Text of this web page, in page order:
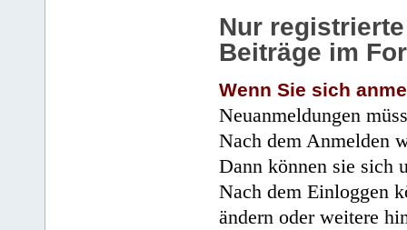
Nur
Beiträge im
Wenn Sie sich
Neuanmeldungen
Nach dem Anmelden
Dann können sie sich
Nach dem Einloggen
ändern oder weitere